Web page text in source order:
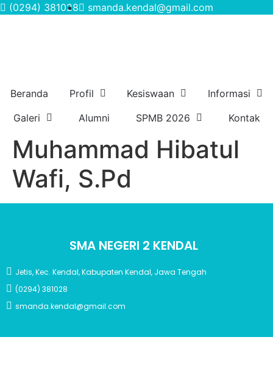
(0294) 381028 smanda.kendal@gmail.com
Beranda Profil Kesiswaan
Informasi
Galeri
Alumni SPMB 2026 Kontak
Muhammad Hibatul
Wafi, S.Pd
SMA NEGERI 2 KENDAL
Jetis, Kec. Kendal, Kabupaten Kendal, Jawa Tengah
(0294) 381028
smanda.kendal@gmail.com